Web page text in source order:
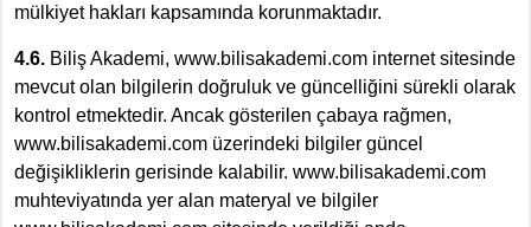
mülkiyet hakları kapsamında korunmaktadır.
4.6. Biliş Akademi, www.bilisakademi.com internet sitesinde
mevcut olan bilgilerin doğruluk ve güncelliğini sürekli olarak
kontrol etmektedir. Ancak gösterilen çabaya rağmen,
www.bilisakademi.com üzerindeki bilgiler güncel
değişikliklerin gerisinde kalabilir. www.bilisakademi.com
muhteviyatında yer alan materyal ve bilgiler